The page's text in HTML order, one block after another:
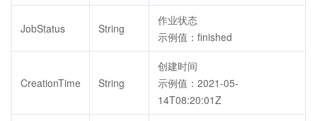
JobStatus String
作业状态
示例值：finished
CreationTime String
创建时间
示例值：2021-05-
14T08:20:01Z